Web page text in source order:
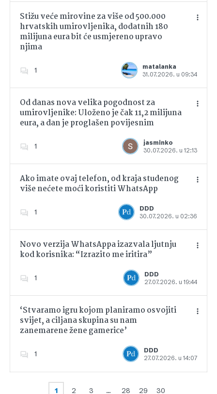
Stižu veće mirovine za više od 500.000
hrvatskih umirovljenika, dodatnih 180
milijuna eura bit će usmjereno upravo
njima
1
matalanka
31.07.2026. u 09:34
Od danas nova velika pogodnost za
umirovljenike: Uloženo je čak 11,2 milijuna
eura, a dan je proglašen povijesnim
1
jasminko
30.07.2026. u 12:13
Ako imate ovaj telefon, od kraja studenog
više nećete moći koristiti WhatsApp
1
DDD
30.07.2026. u 02:36
Dodajte u favorite
Novo verzija WhatsAppa izazvala ljutnju
kod korisnika: “Izrazito me iritira”
1
DDD
27.07.2026. u 19:44
Dodajte u favorite
‘Stvaramo igru kojom planiramo osvojiti
svijet, a ciljana skupina su nam
zanemarene žene gamerice’
1
DDD
27.07.2026. u 14:07
1 2 3 … 28 29 30